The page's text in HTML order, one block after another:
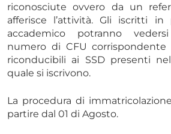
riconosciute ovvero da un
afferisce l’attività. Gli iscritti
accademico potranno
numero di CFU
riconducibili ai SSD presenti
quale si iscrivono.
La procedura di
partire dal 01 di Agosto.